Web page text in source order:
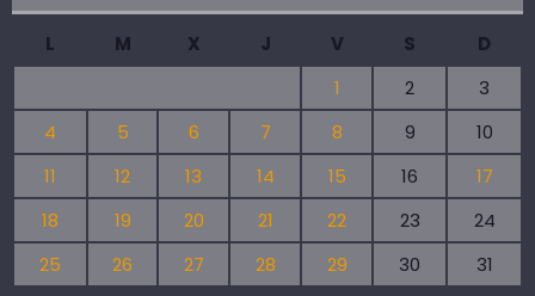
L M X J V S
D
1
2
3
4
5 6 7 8 9
10
11
12 13 14 15 16
17
18
19 20 21 22 23
24
25
26 27 28 29 30
31